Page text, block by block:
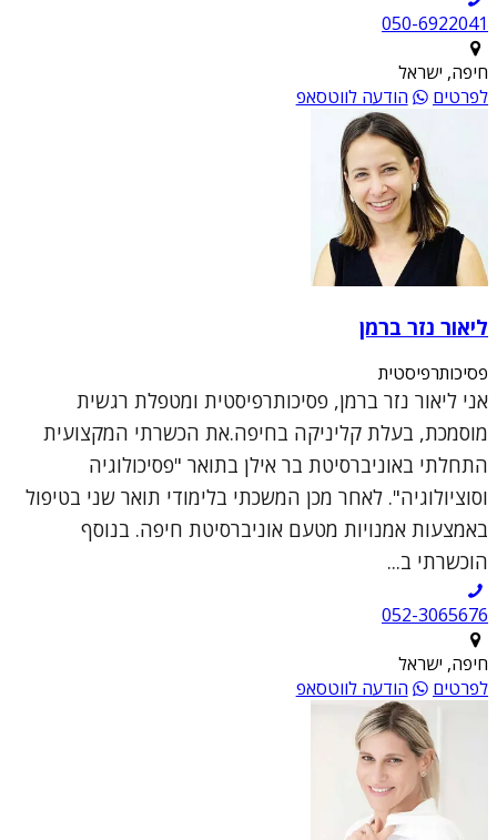
050-6922041
חיפה, ישראל
לפרטים
הודעה לווטסאפ
ליאור נזר ברמן
פסיכותרפיסטית
אני ליאור נזר ברמן, פסיכותרפיסטית ומטפלת רגשית
מוסמכת, בעלת קליניקה בחיפה.את הכשרתי המקצועית
התחלתי באוניברסיטת בר אילן בתואר "פסיכולוגיה
וסוציולוגיה". לאחר מכן המשכתי בלימודי תואר שני בטיפול
באמצעות אמנויות מטעם אוניברסיטת חיפה. בנוסף
הוכשרתי ב...
052-3065676
חיפה, ישראל
לפרטים
הודעה לווטסאפ